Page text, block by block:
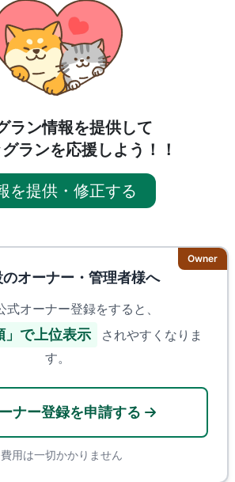
ラン情報を提供して
ランを応援しよう！！
を提供・修正する
Owner
オーナー・管理者様へ
式オーナー登録をすると、
」で上位表示
されやすくなりま
す。
ナー登録を申請する
用は一切かかりません